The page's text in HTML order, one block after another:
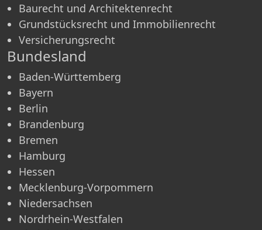
Baurecht und Architektenrecht
Grundstücksrecht und Immobilienrecht
Versicherungsrecht
Bundesland
Baden-Württemberg
Bayern
Berlin
Brandenburg
Bremen
Hamburg
Hessen
Mecklenburg-Vorpommern
Niedersachsen
Nordrhein-Westfalen